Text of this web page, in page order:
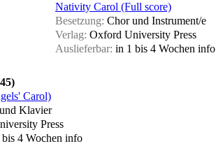
Nativity Carol (Full score)
Besetzung: Chor und Instrument/e
Verlag: Oxford University Press
Auslieferbar: in 1 bis 4 Wochen info
Carol)
Klavier
Press
4 Wochen info